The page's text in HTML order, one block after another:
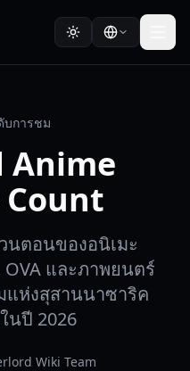
บการชม
Anime
Count
นตอนของอนิเมะ
และภาพยนตร์
ห่งสุสานนาซาริค
ปี 2026
Wiki Team